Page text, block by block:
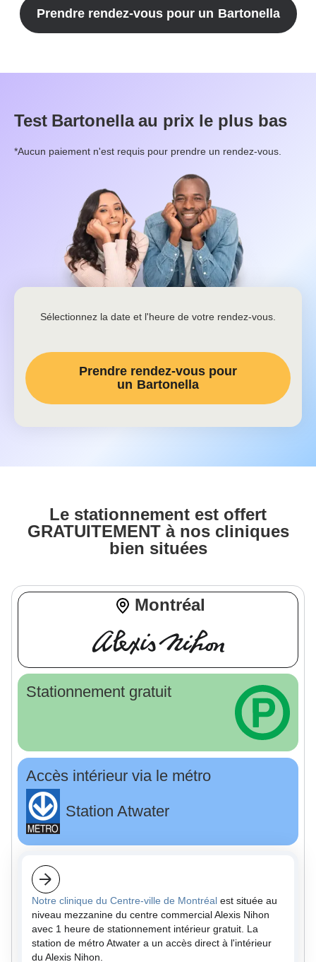
Prendre rendez-vous pour un Bartonella
Test Bartonella au prix le plus bas
*Aucun paiement n'est requis pour prendre un rendez-vous.
Sélectionnez la date et l'heure de votre rendez-vous.
Prendre rendez-vous pour
un Bartonella
Le stationnement est offert
GRATUITEMENT à nos cliniques
bien situées
Montréal
Stationnement gratuit
Accès intérieur via le métro
Station Atwater
Notre clinique du Centre-ville de Montréal est située au
niveau mezzanine du centre commercial Alexis Nihon
avec 1 heure de stationnement intérieur gratuit. La
station de métro Atwater a un accès direct à l'intérieur
du Alexis Nihon.